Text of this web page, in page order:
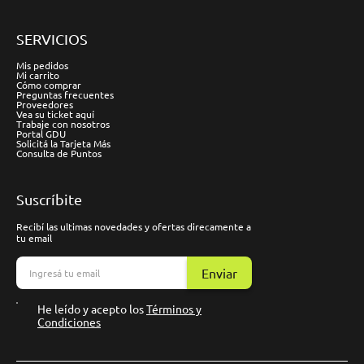
SERVICIOS
Mis pedidos
Mi carrito
Cómo comprar
Preguntas frecuentes
Proveedores
Vea su ticket aquí
Trabaje con nosotros
Portal GDU
Solicitá la Tarjeta Más
Consulta de Puntos
Suscríbite
Recibí las ultimas novedades y ofertas direcamente a
tu email
Enviar
He leído y acepto losTérminos y
Condiciones